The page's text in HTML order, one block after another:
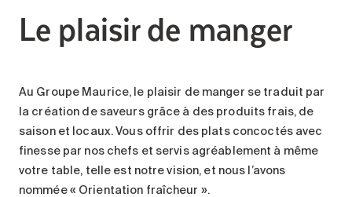
Le plaisir de manger
Au Groupe Maurice, le plaisir de manger se traduit par
la création de saveurs grâce à des produits frais, de
saison et locaux. Vous offrir des plats concoctés avec
finesse par nos chefs et servis agréablement à même
votre table, telle est notre vision, et nous l’avons
nommée« Orientation fraîcheur ».